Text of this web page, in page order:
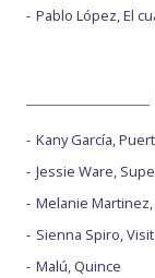
Pablo López, El
Kany García,
Jessie Ware,
Melanie
Sienna Spiro,
Malú, Quince